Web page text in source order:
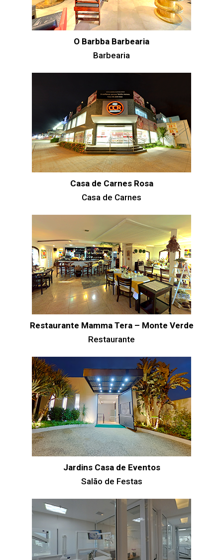
O Barbba Barbearia
Barbearia
Casa de Carnes Rosa
Casa de Carnes
Restaurante Mamma Tera – Monte Verde
Restaurante
Jardins Casa de Eventos
Salão de Festas